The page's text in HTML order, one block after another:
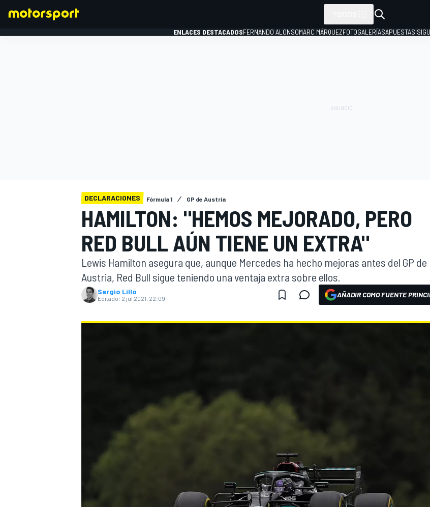
FÓRMULA E
ENLACES DESTACADOSFERNANDO ALONSOMARC MÁRQUEZFOTOGALERÍASAPUESTAS
DECLARACIONES Fórmula 1 GP de Austria
HAMILTON: "HEMOS MEJORADO, PERO
RED BULL AÚN TIENE UN EXTRA"
Lewis Hamilton asegura que, aunque Mercedes ha hecho mejoras antes del GP de
Austria, Red Bull sigue teniendo una ventaja extra sobre ellos.
Sergio Lillo
Editado: 2 jul 2021, 22:09 AÑADIR COMO FUENTE